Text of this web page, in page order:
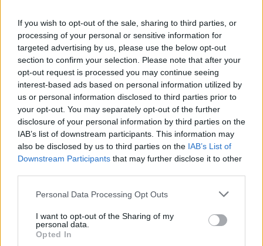
If you wish to opt-out of the sale, sharing to third parties, or
processing of your personal or sensitive information for
targeted advertising by us, please use the below opt-out
section to confirm your selection. Please note that after your
opt-out request is processed you may continue seeing
interest-based ads based on personal information utilized by
us or personal information disclosed to third parties prior to
your opt-out. You may separately opt-out of the further
disclosure of your personal information by third parties on the
IAB’s list of downstream participants. This information may
also be disclosed by us to third parties on the IAB’s List of
Downstream Participants that may further disclose it to other
Please note that this website/app uses one or more Google
not limited to your visit or usage behaviour. You may click to
grant or deny consent to Google and its third-party tags to
use your data for below specified purposes in below Google
Personal Data Processing Opt Outs
I want to opt-out of the Sharing of my
personal data.
Opted In
bramek, kartki, składy, statystyki i informacje o przebiegu
spotkania. To kompletne źródło danych dla kibiców i pasjonatów
lokalnej piłki nożnej. Jeżeli aktualnie nie widzisz tutaj danych z pewnością
pracujemy nad tym żeby je uzupełnić.
Wynik meczu Fenix Leszno vs Wisłoczanka Tryńcza
Po zakończeniu spotkania automatycznie publikujemyoficjalny wynik
spotkania, a także dane meczowe, jeśli są dostępne.
Pełny harmonogram rozgrywek dostępny jest tutaj:Jarosław > Klasa
Okręgowa - terminarz.
Informacje o składach i strzelcach
W miarę dostępności danych, publikujemyskłady wyjściowe,
aktualizujemy zależnie od poziomu ligi i dostępnych źródeł.
Śledź mecze swojej drużyny
Jeśli jesteś kibicem klubu Fenix Leszno lub Wisłoczanka Tryńcza - zaglądaj
tutaj częściej. Nasz serwis regularnie dostarcza informacje o terminach
meczów, wynikach, transferach i newsach klubowych